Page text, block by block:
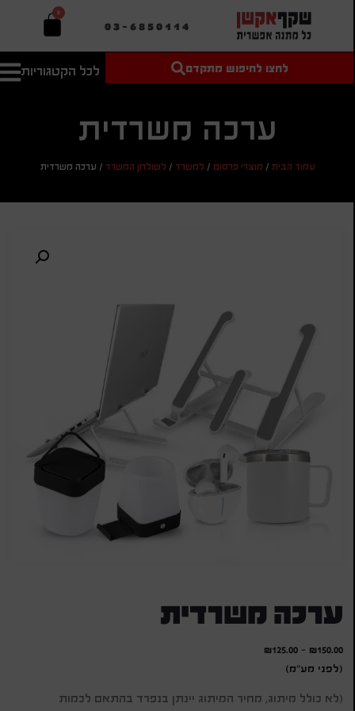
03-6850114
0
לכל הקטגוריות
טקסט חופשי
מחיר מיני'
חיפוש
לחצו לחיפוש מתקדם
ערכה משרדית
עמוד הבית/ מוצרי פרסום/ למשרד/ לשולחן המשרד/ ערכה משרדית
ערכה משרדית
₪150.00
-
₪125.00
(לפני מע"מ)
(לא כולל מיתוג, מחיר המיתוג יינתן בנפרד בהתאם לכמות